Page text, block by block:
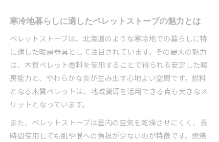
快適なリビング作りに役立つ暖房対策
ペレットストーブで実現する温もりあるリビン
リビング設置時のペレットストーブ配置ポイン
ト
空気循環を意識したペレットストーブ活用法
家族団らんを支えるペレットストーブの暖房力
ペレットストーブで叶える快適な室温管理術
メンテナンス性と安全性のポイント解説
寒冷地暮らしに適したペレットストーブの魅力とは
ペレットストーブは、北海道のような寒冷地での暮らしに特
に適した暖房器具として注目されています。その最大の魅力
は、木質ペレット燃料を使用することで得られる安定した暖
房能力と、やわらかな炎が生み出す心地よい空間です。燃料
となる木質ペレットは、地域資源を活用できる点も大きなメ
リットとなっています。
また、ペレットストーブは室内の空気を乾燥させにくく、長
時間使用しても肌や喉への負担が少ないのが特徴です。燃焼